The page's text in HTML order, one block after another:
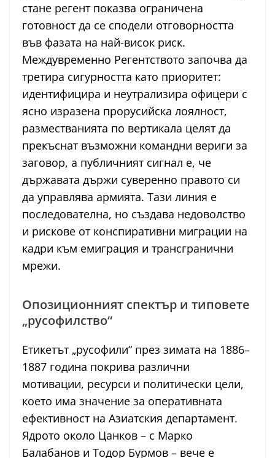
стане регент показва ограничена
готовност да се сподели отговорността
във фазата на най-висок риск.
Междувременно Регентството започва да
третира сигурността като приоритет:
идентифицира и неутрализира офицери с
ясно изразена прорусийска лоялност,
разместванията по вертикала целят да
прекъснат възможни командни вериги за
заговор, а публичният сигнал е, че
държавата държи суверенно правото си
да управлява армията. Тази линия е
последователна, но създава недоволство
и рискове от конспиративни миграции на
кадри към емиграция и трансгранични
мрежи.
Опозиционният спектър и типовете
„русофилство“
Етикетът „русофили“ през зимата на 1886–
1887 година покрива различни
мотивации, ресурси и политически цели,
което има значение за оперативната
ефективност на Азиатския департамент.
Ядрото около Цанков – с Марко
Балабанов и Тодор Бурмов – вече е